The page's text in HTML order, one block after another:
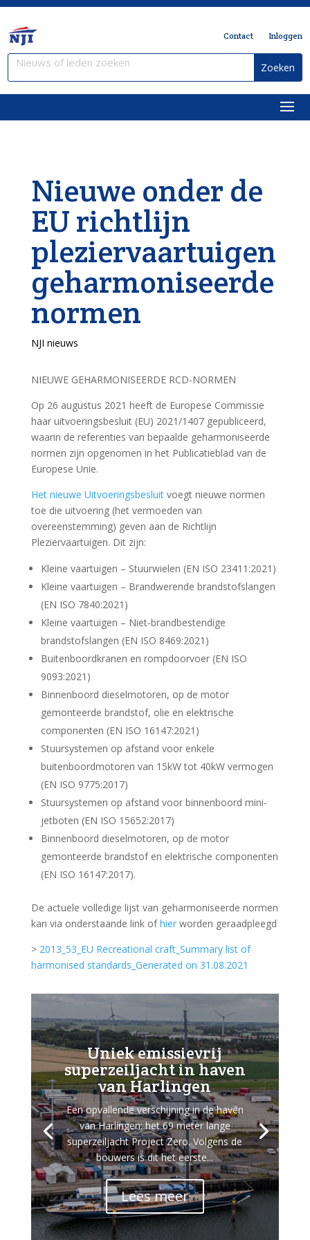
Contact Inloggen
Nieuwe onder de
EU richtlijn
pleziervaartuigen
geharmoniseerde
normen
NJI nieuws
NIEUWE GEHARMONISEERDE RCD-NORMEN
Op 26 augustus 2021 heeft de Europese Commissie
haar uitvoeringsbesluit (EU) 2021/1407 gepubliceerd,
waarin de referenties van bepaalde geharmoniseerde
normen zijn opgenomen in het Publicatieblad van de
Europese Unie.
Het nieuwe Uitvoeringsbesluit voegt nieuwe normen
toe die uitvoering (het vermoeden van
overeenstemming) geven aan de Richtlijn
Pleziervaartuigen. Dit zijn:
Kleine vaartuigen – Stuurwielen (EN ISO 23411:2021)
Kleine vaartuigen – Brandwerende brandstofslangen
(EN ISO 7840:2021)
Kleine vaartuigen – Niet-brandbestendige
brandstofslangen (EN ISO 8469:2021)
Buitenboordkranen en rompdoorvoer (EN ISO
9093:2021)
Binnenboord dieselmotoren, op de motor
gemonteerde brandstof, olie en elektrische
componenten (EN ISO 16147:2021)
Stuursystemen op afstand voor enkele
buitenboordmotoren van 15kW tot 40kW vermogen
(EN ISO 9775:2017)
Stuursystemen op afstand voor binnenboord mini-
jetboten (EN ISO 15652:2017)
Binnenboord dieselmotoren, op de motor
gemonteerde brandstof en elektrische componenten
(EN ISO 16147:2017).
De actuele volledige lijst van geharmoniseerde normen
kan via onderstaande link ofhierworden geraadpleegd
> 2013_53_EU Recreational craft_Summary list of
harmonised standards_Generated on 31.08.2021
Uniek emissievrij
superzeiljacht in haven
van Harlingen
Een opvallende verschijning in de haven
van Harlingen: het 69 meter lange
superzeiljacht Project Zero. Volgens de
bouwers is dit het eerste...
Lees meer